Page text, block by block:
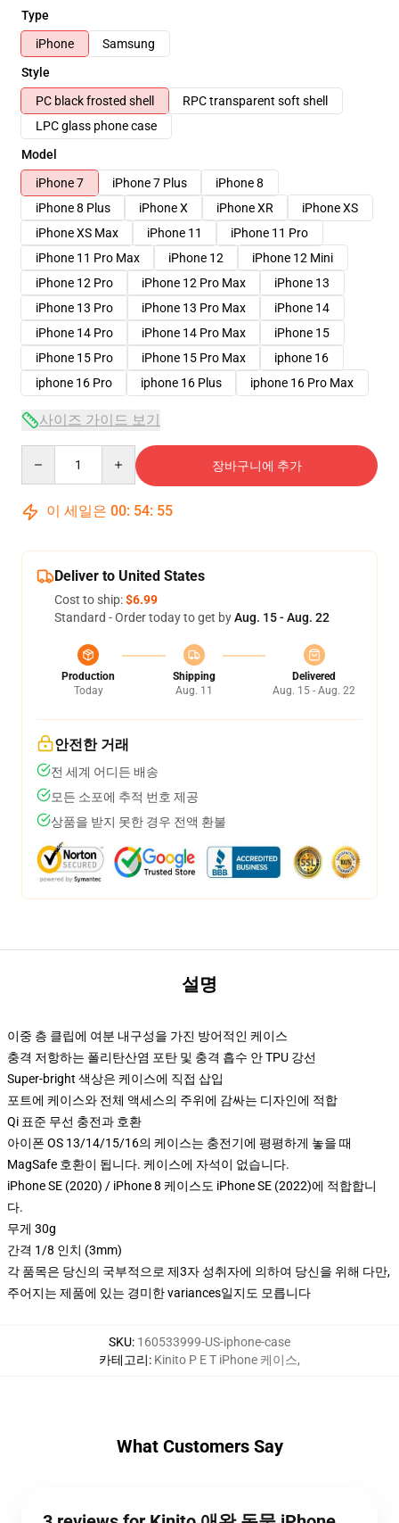
Type
iPhone
Samsung
Style
PC black frosted shell
RPC transparent soft shell
LPC glass phone case
Model
iPhone 7
iPhone 7 Plus
iPhone 8
iPhone 8 Plus
iPhone X iPhone XR
iPhone XS
iPhone XS Max
iPhone 11
iPhone 11 Pro
iPhone 11 Pro Max
iPhone 12
iPhone 12 Mini
iPhone 12 Pro
iPhone 12 Pro Max
iPhone 13
iPhone 13 Pro
iPhone 13 Pro Max
iPhone 14
iPhone 14 Pro
iPhone 14 Pro Max
iPhone 15
iPhone 15 Pro
iPhone 15 Pro Max
iphone 16
iphone 16 Pro
iphone 16 Plus iphone 16 Pro Max
사이즈 가이드 보기
장바구니에 추가
이 세일은 00: 54: 54
Deliver to United States
Cost to ship:$6.99
Standard - Order today to get byAug. 15 - Aug. 22
Production
Today
Shipping
Aug. 11
Delivered
Aug. 15 - Aug. 22
안전한 거래
전 세계 어디든 배송
모든 소포에 추적 번호 제공
상품을 받지 못한 경우 전액 환불
설명
이중 층 클립에 여분 내구성을 가진 방어적인 케이스
충격 저항하는 폴리탄산염 포탄 및 충격 흡수 안 TPU 강선
Super-bright 색상은 케이스에 직접 삽입
포트에 케이스와 전체 액세스의 주위에 감싸는 디자인에 적합
Qi 표준 무선 충전과 호환
아이폰 OS 13/14/15/16의 케이스는 충전기에 평평하게 놓을 때
MagSafe 호환이 됩니다. 케이스에 자석이 없습니다.
iPhone SE (2020) / iPhone 8 케이스도 iPhone SE (2022)에 적합합니
다.
무게 30g
간격 1/8 인치 (3mm)
각 품목은 당신의 국부적으로 제3자 성취자에 의하여 당신을 위해 다만,
주어지는 제품에 있는 경미한 variances일지도 모릅니다
SKU: 160533999-US-iphone-case
카테고리: Kinito P E T iPhone 케이스,
What Customers Say